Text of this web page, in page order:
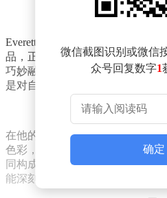
Everett认为，现实与超现实之间
品，正是这条界限上的精彩跨越
巧妙融合，创造出既真实又梦幻
是对自然之美的捕捉，更是对人
在他的作品中，观众可以欣赏到
色彩，以及通过线条和色彩巧妙
同构成了一个个引人入胜的视觉
能深刻感受到作品背后蕴含的意义
微信截图识别或微信
众号回复数字1
确定